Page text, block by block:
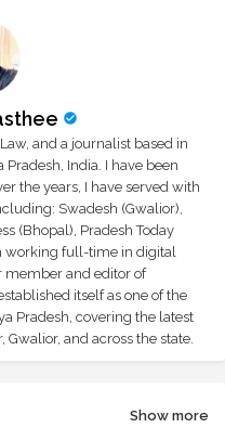
and a journalist based in
India. I have been
the years, I have served with
Swadesh (Gwalior),
(Bhopal), Pradesh Today
working full-time in digital
member and editor of
itself as one of the
Pradesh, covering the latest
and across the state.
Show more